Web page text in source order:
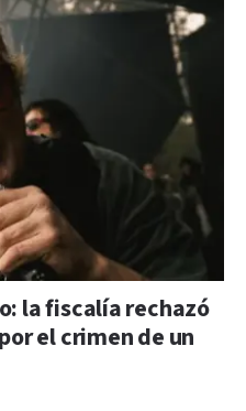
la fiscalía rechazó
el crimen de un